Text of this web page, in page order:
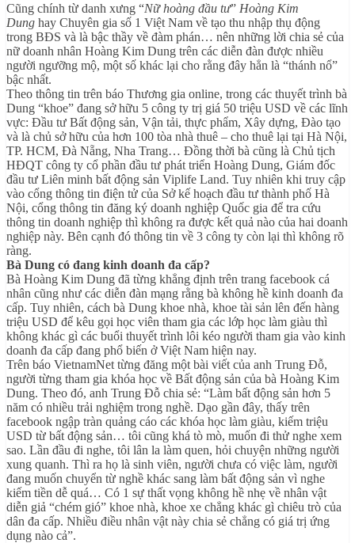
Cũng chính từ danh xưng “Nữ hoàng đầu tư” Hoàng Kim
Dung hay Chuyên gia số 1 Việt Nam về tạo thu nhập thụ động
trong BĐS và là bậc thầy về đàm phán… nên những lời chia sẻ của
nữ doanh nhân Hoàng Kim Dung trên các diễn đàn được nhiều
người ngưỡng mộ, một số khác lại cho rằng đây hẳn là “thánh nổ”
bậc nhất.
Theo thông tin trên báo Thương gia online, trong các thuyết trình bà
Dung “khoe” đang sở hữu 5 công ty trị giá 50 triệu USD về các lĩnh
vực: Đầu tư Bất động sản, Vận tải, thực phẩm, Xây dựng, Đào tạo
và là chủ sở hữu của hơn 100 tòa nhà thuê – cho thuê lại tại Hà Nội,
TP. HCM, Đà Nẵng, Nha Trang… Đồng thời bà cũng là Chủ tịch
HĐQT công ty cổ phần đầu tư phát triển Hoàng Dung, Giám đốc
đầu tư Liên minh bất động sản Viplife Land. Tuy nhiên khi truy cập
vào cổng thông tin điện tử của Sở kế hoạch đầu tư thành phố Hà
Nội, cổng thông tin đăng ký doanh nghiệp Quốc gia để tra cứu
thông tin doanh nghiệp thì không ra được kết quả nào của hai doanh
nghiệp này. Bên cạnh đó thông tin về 3 công ty còn lại thì không rõ
ràng.
Bà Dung có đang kinh doanh đa cấp?
Bà Hoàng Kim Dung đã từng khẳng định trên trang facebook cá
nhân cũng như các diễn đàn mạng rằng bà không hề kinh doanh đa
cấp. Tuy nhiên, cách bà Dung khoe nhà, khoe tài sản lên đến hàng
triệu USD để kêu gọi học viên tham gia các lớp học làm giàu thì
không khác gì các buổi thuyết trình lôi kéo người tham gia vào kinh
doanh đa cấp đang phổ biến ở Việt Nam hiện nay.
Trên báo VietnamNet từng đăng một bài viết của anh Trung Đỗ,
người từng tham gia khóa học về Bất động sản của bà Hoàng Kim
Dung. Theo đó, anh Trung Đỗ chia sẻ: “Làm bất động sản hơn 5
năm có nhiều trải nghiệm trong nghề. Dạo gần đây, thấy trên
facebook ngập tràn quảng cáo các khóa học làm giàu, kiếm triệu
USD từ bất động sản… tôi cũng khá tò mò, muốn đi thử nghe xem
sao. Lần đầu đi nghe, tôi lân la làm quen, hỏi chuyện những người
xung quanh. Thì ra họ là sinh viên, người chưa có việc làm, người
đang muốn chuyển từ nghề khác sang làm bất động sản vì nghe
kiếm tiền dễ quá… Có 1 sự thất vọng không hề nhẹ về nhân vật
diễn giả “chém gió” khoe nhà, khoe xe chẳng khác gì chiêu trò của
dân đa cấp. Nhiều điều nhân vật này chia sẻ chẳng có giá trị ứng
dụng nào cả”.